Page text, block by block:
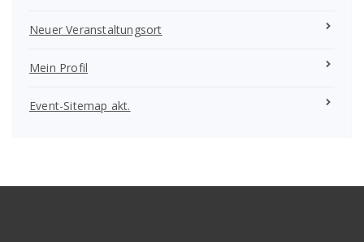
Neuer Veranstaltungsort
Mein Profil
Event-Sitemap akt.